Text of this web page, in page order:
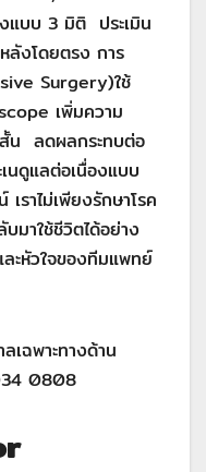
งแบบ 3 มิติ ประเมิน
ลังโดยตรง การ
Surgery)ใช้
เพิ่มความ
น ลดผลกระทบต่อ
นดูแลต่อเนื่องแบบ
ราไม่เพียงรักษาโรค
มาใช้ชีวิตได้อย่าง
ะหัวใจของทีมแพทย์
เฉพาะทางด้าน
0808